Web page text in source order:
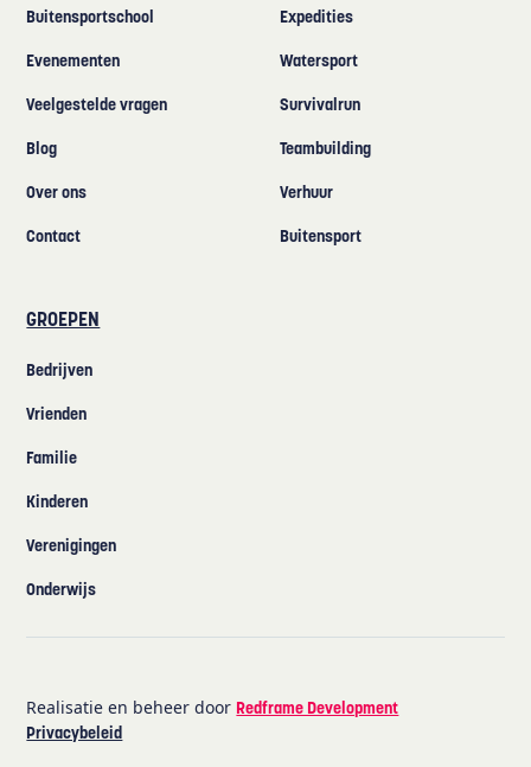
Buitensportschool
Evenementen
Veelgestelde vragen
Blog
Over ons
Contact
Expedities
Watersport
Survivalrun
Teambuilding
Verhuur
Buitensport
GROEPEN
Bedrijven
Vrienden
Familie
Kinderen
Verenigingen
Onderwijs
Privacybeleid
Realisatie en beheer door Redframe Development